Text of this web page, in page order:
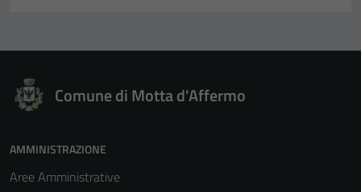
Comune di Motta d'Affermo
AMMINISTRAZIONE
Aree Amministrative